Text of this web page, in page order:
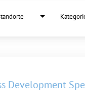
Development